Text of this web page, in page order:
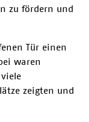
zu fördern und
Tür einen
waren
zeigten und